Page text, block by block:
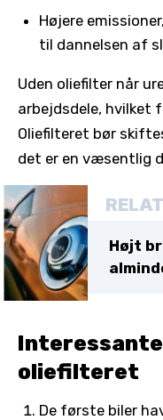
Højere
til dannelsen af
Uden oliefilter når
arbejdsdele, hvilket
Oliefilteret bør
det er en væsentlig
Højt
oliefilteret
De første biler